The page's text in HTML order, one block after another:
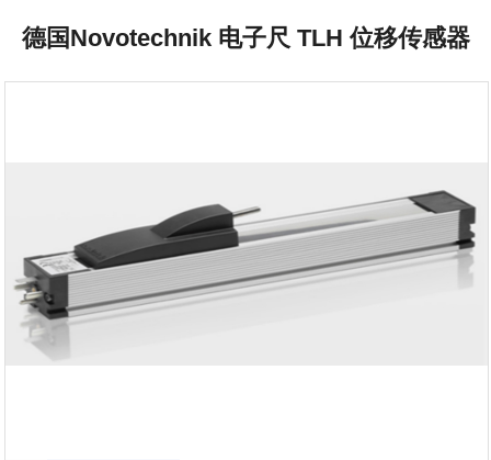
德国Novotechnik 电子尺 TLH 位移传感器